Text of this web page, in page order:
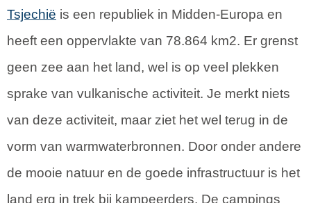
Tsjechië is een republiek in Midden-Europa en
heeft een oppervlakte van 78.864 km2. Er grenst
geen zee aan het land, wel is op veel plekken
sprake van vulkanische activiteit. Je merkt niets
van deze activiteit, maar ziet het wel terug in de
vorm van warmwaterbronnen. Door onder andere
de mooie natuur en de goede infrastructuur is het
land erg in trek bij kampeerders. De campings